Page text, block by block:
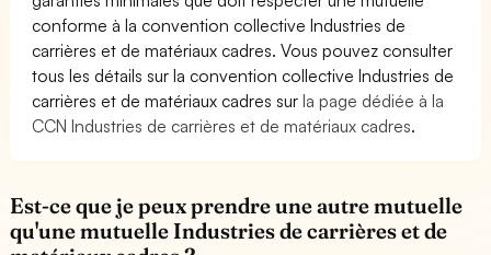
conforme à la convention collective Industries de
carrières et de matériaux cadres. Vous pouvez consulter
tous les détails sur la convention collective Industries de
carrières et de matériaux cadres surla page dédiée à la
CCN Industries de carrières et de matériaux cadres.
Est-ce que je peux prendre une autre mutuelle
qu'une mutuelle Industries de carrières et de